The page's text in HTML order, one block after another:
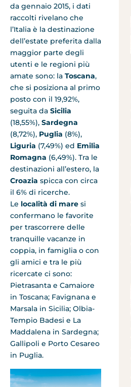
da gennaio 2015, i dati
raccolti rivelano che
l’Italia è la destinazione
dell’estate preferita dalla
maggior parte degli
utenti e le regioni più
amate sono: la Toscana,
che si posiziona al primo
posto con il 19,92%,
seguita da Sicilia
(18,55%), Sardegna
(8,72%), Puglia (8%),
Liguria (7,49%) ed Emilia
Romagna (6,49%). Tra le
destinazioni all’estero, la
Croazia spicca con circa
il 6% di ricerche.
Le località di mare si
confermano le favorite
per trascorrere delle
tranquille vacanze in
coppia, in famiglia o con
gli amici e tra le più
ricercate ci sono:
Pietrasanta e Camaiore
in Toscana; Favignana e
Marsala in Sicilia; Olbia-
Tempio Badesi e La
Maddalena in Sardegna;
Gallipoli e Porto Cesareo
in Puglia.